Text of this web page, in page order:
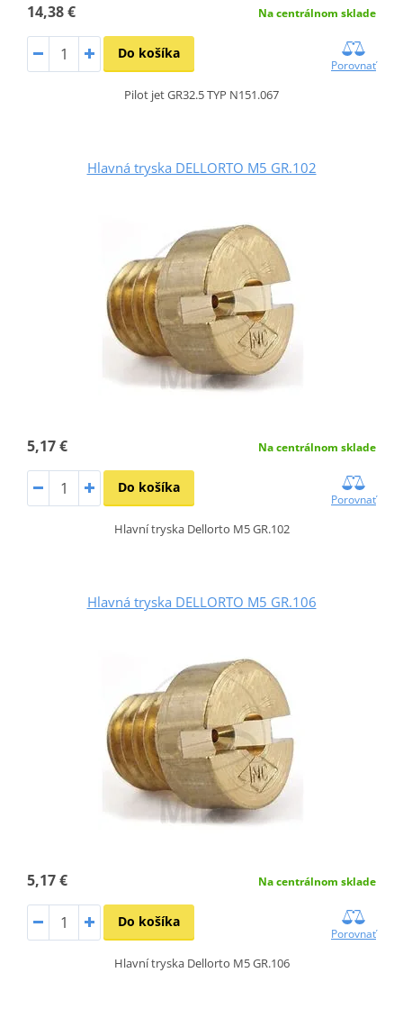
14,38 € Na centrálnom sklade
Do košíka
Porovnať
Pilot jet GR32.5 TYP N151.067
Hlavná tryska DELLORTO M5 GR.102
5,17 € Na centrálnom sklade
Do košíka
Porovnať
Hlavní tryska Dellorto M5 GR.102
Hlavná tryska DELLORTO M5 GR.106
5,17 € Na centrálnom sklade
Do košíka
Porovnať
Hlavní tryska Dellorto M5 GR.106